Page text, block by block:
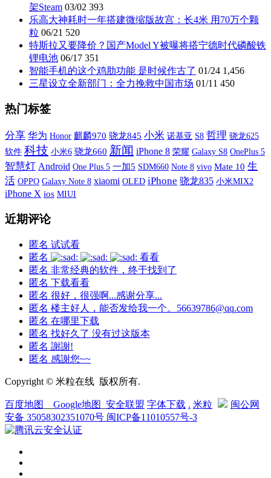
架Steam 03/02 393
乐高大神耗时一年搭建微缩版故宫：长4米 用70万个颗
粒 06/21 520
特斯拉又要降价？国产Model Y被曝将搭宁德时代磷酸铁
锂电池 06/17 351
智能手机的这个鸡肋功能 是时候作古了 01/24 1,456
三星设立全新部门：全力挽救中国市场 01/11 450
热门标签
分享 华为 Honor 麒麟970 骁龙845 小米 诺基亚 S8 哲理 骁龙625
软件 科技 小米6 骁龙660 新闻 iPhone 8 荣耀 Galaxy S8 OnePlus 5
智慧灯 Android One Plus 5 一加5 SDM660 Note 8 vivo Mate 10 生
活 OPPO Galaxy Note 8 xiaomi OLED iPhone 骁龙835 小米MIX2
iPhone X ios MIUI
近期评论
匿名 试试看
匿名
看看
匿名 非常经典的软件，终于找到了
匿名 下载看看
匿名 很好，很强啊...感谢分享...
匿名 楼主好人，能否发给我一个。56639786@qq.com
匿名 在哪里下载
匿名 找好久了 没有过这版本
匿名 謝謝!
匿名 感謝您~~
Copyright © 米粒在线 版权所有.
百度地图 Google地图 安全联盟 字体下载 . 米粒
闽公网
安备 35058302351070号 闽ICP备11010557号-3